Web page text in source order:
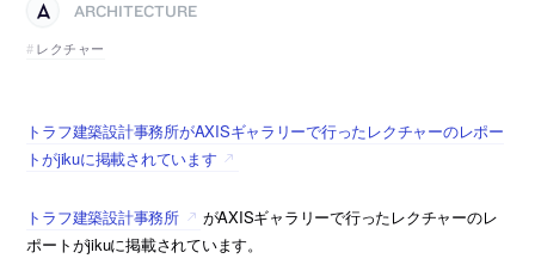
ARCHITECTURE
レクチャー
トラフ建築設計事務所がAXISギャラリーで行ったレクチャーのレポー
トがjikuに掲載されています
トラフ建築設計事務所
がAXISギャラリーで行ったレクチャーのレ
ポートがjikuに掲載されています。